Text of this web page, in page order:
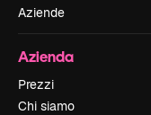
Aziende
Azienda
Prezzi
Chi siamo